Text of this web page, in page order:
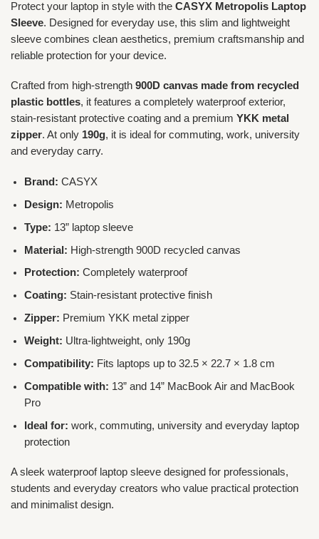
Protect your laptop in style with the CASYX Metropolis Laptop
Sleeve. Designed for everyday use, this slim and lightweight
sleeve combines clean aesthetics, premium craftsmanship and
reliable protection for your device.
Crafted from high-strength 900D canvas made from recycled
plastic bottles, it features a completely waterproof exterior,
stain-resistant protective coating and a premium YKK metal
zipper. At only 190g, it is ideal for commuting, work, university
and everyday carry.
Brand: CASYX
Design: Metropolis
Type: 13” laptop sleeve
Material: High-strength 900D recycled canvas
Protection: Completely waterproof
Coating: Stain-resistant protective finish
Zipper: Premium YKK metal zipper
Weight: Ultra-lightweight, only 190g
Compatibility: Fits laptops up to 32.5 × 22.7 × 1.8 cm
Compatible with: 13” and 14” MacBook Air and MacBook
Pro
Ideal for: work, commuting, university and everyday laptop
protection
A sleek waterproof laptop sleeve designed for professionals,
students and everyday creators who value practical protection
and minimalist design.